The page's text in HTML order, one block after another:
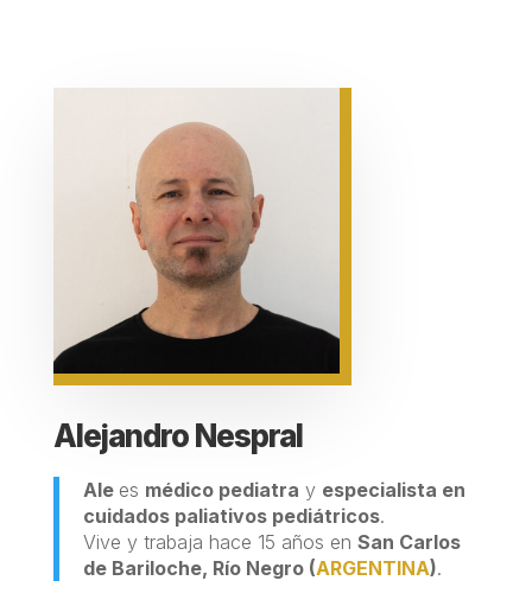
Alejandro Nespral
Ale es médico pediatra y especialista en
cuidados paliativos pediátricos.
Vive y trabaja hace 15 años en San Carlos
de Bariloche, Río Negro (ARGENTINA).